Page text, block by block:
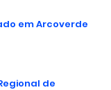
em Arcoverde
de